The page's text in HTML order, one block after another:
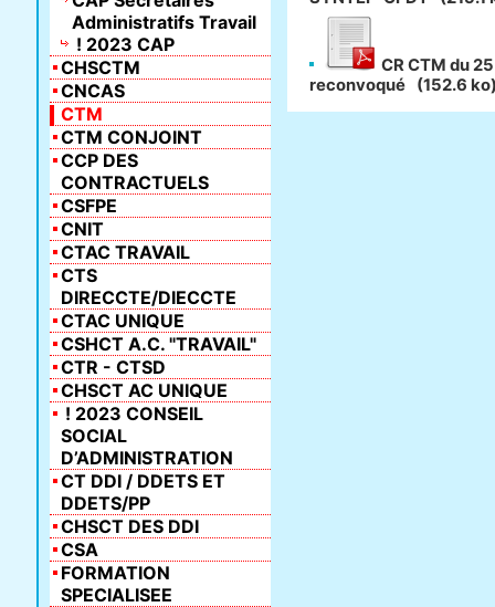
CR CTM du
reconvoqué
(152.6
Administratifs Travail
! 2023 CAP
CHSCTM
CNCAS
CTM
CTM CONJOINT
CCP DES
CONTRACTUELS
CSFPE
CNIT
CTAC TRAVAIL
CTS
DIRECCTE/DIECCTE
CTAC UNIQUE
CSHCT A.C. "TRAVAIL"
CTR - CTSD
CHSCT AC UNIQUE
! 2023 CONSEIL
SOCIAL
D’ADMINISTRATION
CT DDI / DDETS ET
DDETS/PP
CHSCT DES DDI
CSA
FORMATION
SPECIALISEE